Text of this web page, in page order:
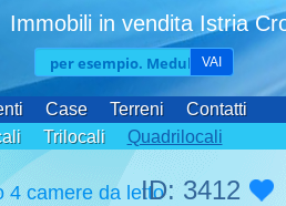
Immobili in vendita Istria
VAI
Case Terreni
Contatti
Trilocali Quadrilocali
4 camere da lettoID: 3412